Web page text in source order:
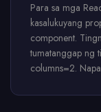
Para sa mga
kasalukuyang
component.
tumatanggap ng
columns=2.